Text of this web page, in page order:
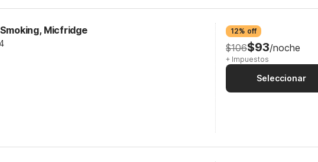
Micfridge 12% off
$106$93/noche
+ Impuestos
Seleccionar